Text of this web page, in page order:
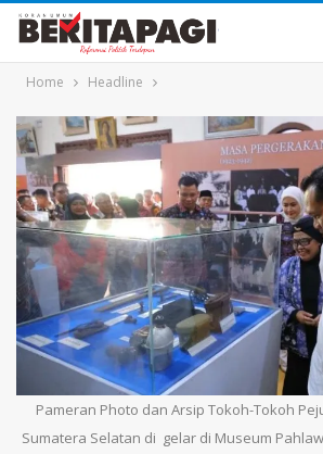
Home Headline
Pameran Photo dan Arsip Tokoh-Tokoh
Sumatera Selatan di gelar di Museum